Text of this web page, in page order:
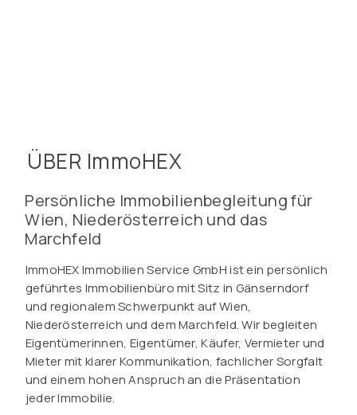
ÜBER ImmoHEX
Persönliche Immobilienbegleitung für
Wien, Niederösterreich und das
Marchfeld
ImmoHEX Immobilien Service GmbH ist ein persönlich
geführtes Immobilienbüro mit Sitz in Gänserndorf
und regionalem Schwerpunkt auf Wien,
Niederösterreich und dem Marchfeld. Wir begleiten
Eigentümerinnen, Eigentümer, Käufer, Vermieter und
Mieter mit klarer Kommunikation, fachlicher Sorgfalt
und einem hohen Anspruch an die Präsentation
jeder Immobilie.